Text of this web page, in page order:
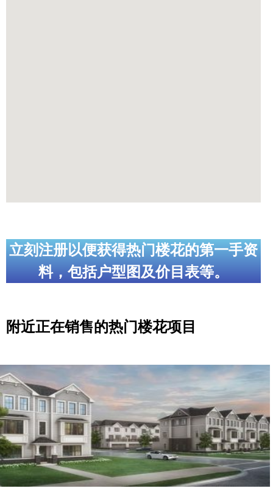
立刻注册以便获得热门楼花的第一手资
料，包括户型图及价目表等。
附近正在销售的热门楼花项目